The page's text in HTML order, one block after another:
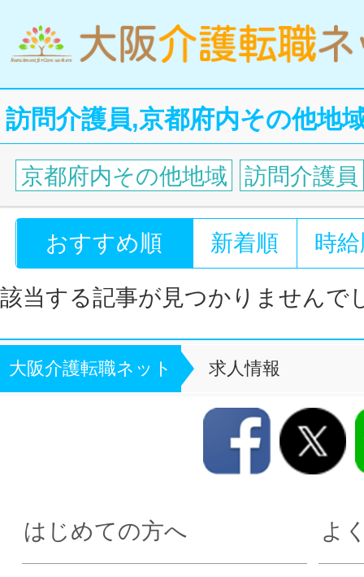
訪問介護員,京都府内その他地
京都府内その他地域 訪問介護員
おすすめ順 新着順 時
該当する記事が見つかりませんで
大阪介護転職ネット 求人情報
はじめての方へ よ